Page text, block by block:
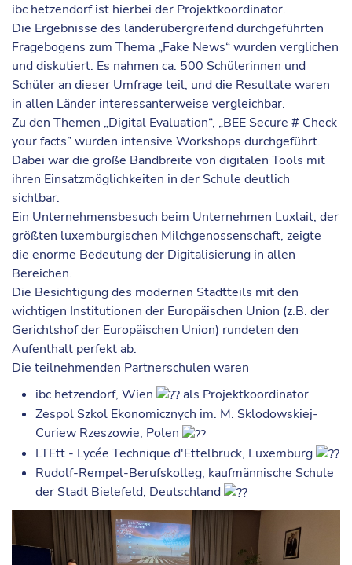
ibc hetzendorf ist hierbei der Projektkoordinator.
Die Ergebnisse des länderübergreifend durchgeführten
Fragebogens zum Thema „Fake News“ wurden verglichen
und diskutiert. Es nahmen ca. 500 Schülerinnen und
Schüler an dieser Umfrage teil, und die Resultate waren
in allen Länder interessanterweise vergleichbar.
Zu den Themen „Digital Evaluation“, „BEE Secure # Check
your facts” wurden intensive Workshops durchgeführt.
Dabei war die große Bandbreite von digitalen Tools mit
ihren Einsatzmöglichkeiten in der Schule deutlich
sichtbar.
Ein Unternehmensbesuch beim Unternehmen Luxlait, der
größten luxemburgischen Milchgenossenschaft, zeigte
die enorme Bedeutung der Digitalisierung in allen
Bereichen.
Die Besichtigung des modernen Stadtteils mit den
wichtigen Institutionen der Europäischen Union (z.B. der
Gerichtshof der Europäischen Union) rundeten den
Aufenthalt perfekt ab.
Die teilnehmenden Partnerschulen waren
ibc hetzendorf, Wien
als Projektkoordinator
Zespol Szkol Ekonomicznych im. M. Sklodowskiej-
Curiew Rzeszowie, Polen
LTEtt - Lycée Technique d'Ettelbruck, Luxemburg
Rudolf-Rempel-Berufskolleg, kaufmännische Schule
der Stadt Bielefeld, Deutschland